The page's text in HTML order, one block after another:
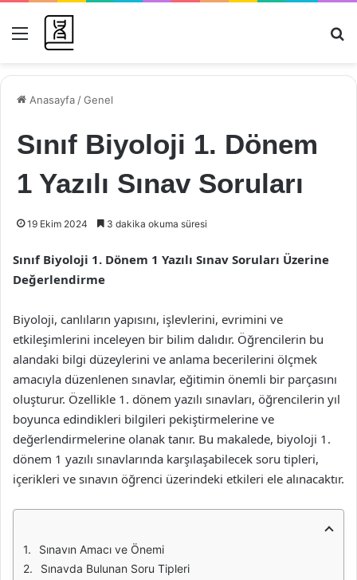
Menü
Anasayfa /Genel
Sınıf Biyoloji 1. Dönem
1 Yazılı Sınav Soruları
19 Ekim 2024 3 dakika okuma süresi
Sınıf Biyoloji 1. Dönem 1 Yazılı Sınav Soruları Üzerine
Değerlendirme
Biyoloji, canlıların yapısını, işlevlerini, evrimini ve
etkileşimlerini inceleyen bir bilim dalıdır. Öğrencilerin bu
alandaki bilgi düzeylerini ve anlama becerilerini ölçmek
amacıyla düzenlenen sınavlar, eğitimin önemli bir parçasını
oluşturur. Özellikle 1. dönem yazılı sınavları, öğrencilerin yıl
boyunca edindikleri bilgileri pekiştirmelerine ve
değerlendirmelerine olanak tanır. Bu makalede, biyoloji 1.
dönem 1 yazılı sınavlarında karşılaşabilecek soru tipleri,
içerikleri ve sınavın öğrenci üzerindeki etkileri ele alınacaktır.
Sınavın Amacı ve Önemi
Sınavda Bulunan Soru Tipleri